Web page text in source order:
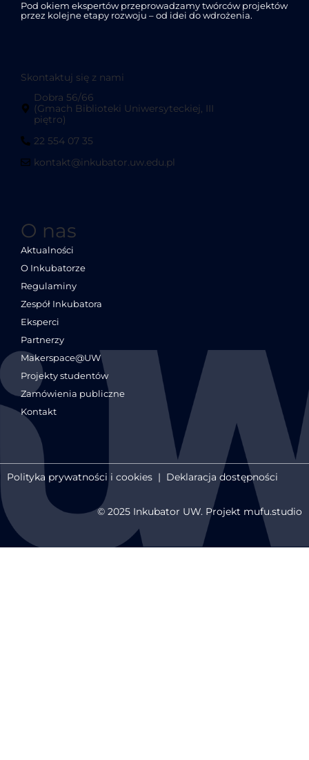
Pod okiem ekspertów przeprowadzamy twórców projektów
przez kolejne etapy rozwoju – od idei do wdrożenia.
Skontaktuj się z nami
Dobra 56/66
(Gmach Biblioteki Uniwersyteckiej, III
piętro)
22 554 07 35
kontakt@inkubator.uw.edu.pl
O nas
Aktualności
O Inkubatorze
Regulaminy
Zespół Inkubatora
Eksperci
Partnerzy
Makerspace@UW
Projekty studentów
Zamówienia publiczne
Kontakt
Polityka prywatności i cookies | Deklaracja dostępności
© 2025 Inkubator UW. Projekt mufu.studio